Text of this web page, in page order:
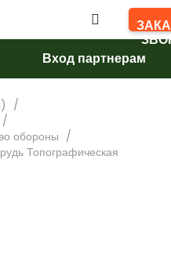
Вход партнерам
/
/
обороны /
Топографическая